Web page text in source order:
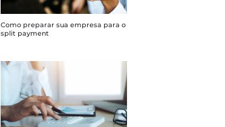
Como preparar sua empresa para o
split payment